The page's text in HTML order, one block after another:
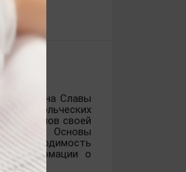
ордена Славы
и членов своей
Основы
необходимость
информации о